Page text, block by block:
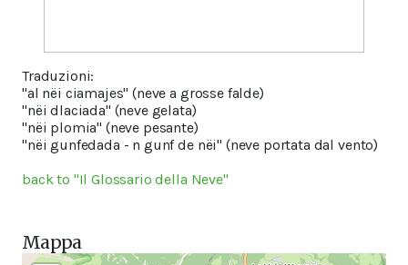
Traduzioni:
"al nëi ciamajes" (neve a grosse falde)
"nëi dlaciada" (neve gelata)
"nëi plomia" (neve pesante)
"nëi gunfedada - n gunf de nëi" (neve portata dal vento)
back to "Il Glossario della Neve"
Mappa